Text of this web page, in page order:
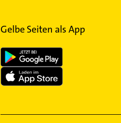
Gelbe Seiten als App